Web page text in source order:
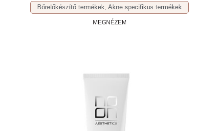
Bőrelőkészítő termékek, Akne specifikus termékek
MEGNÉZEM